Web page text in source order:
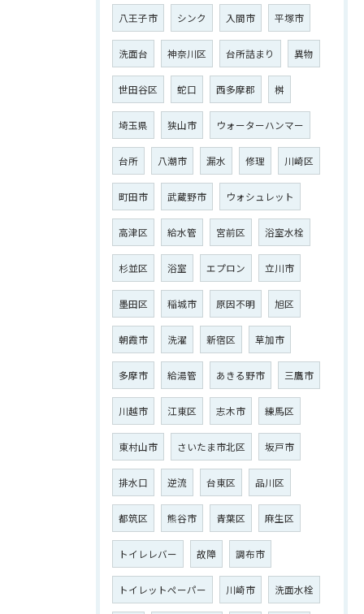
八王子市 シンク 入間市 平塚市
洗面台 神奈川区 台所詰まり 異物
世田谷区 蛇口 西多摩郡 桝
埼玉県 狭山市 ウォーターハンマー
台所 八潮市 漏水 修理 川崎区
町田市 武蔵野市 ウォシュレット
高津区 給水管 宮前区 浴室水栓
杉並区 浴室 エプロン 立川市
墨田区 稲城市 原因不明 旭区
朝霞市 洗濯 新宿区 草加市
多摩市 給湯管 あきる野市 三鷹市
川越市 江東区 志木市 練馬区
東村山市 さいたま市北区 坂戸市
排水口 逆流 台東区 品川区
都筑区 熊谷市 青葉区 麻生区
トイレレバー 故障 調布市
トイレットペーパー 川崎市 洗面水栓